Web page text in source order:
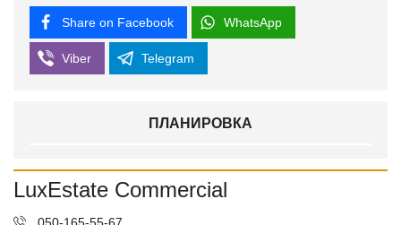
Share on Facebook WhatsApp
Viber Telegram
ПЛАНИРОВКА
LuxEstate Commercial